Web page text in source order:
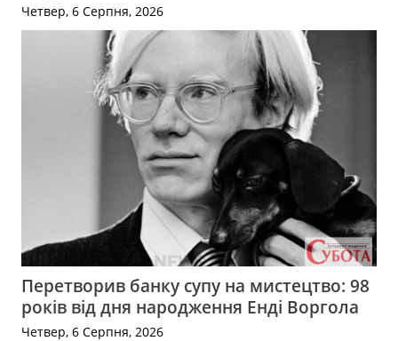
Четвер, 6 Серпня, 2026
Перетворив банку супу на мистецтво: 98
років від дня народження Енді Воргола
Четвер, 6 Серпня, 2026